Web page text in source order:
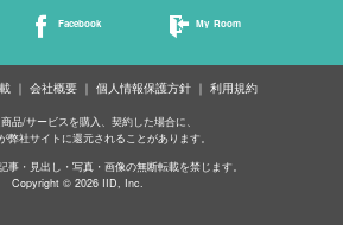
Facebook My Room
会社概要 個人情報保護方針 利用規約
品/サービスを購入、契約した場合に、
弊社サイトに還元されることがあります。
事・見出し・写真・画像の無断転載を禁じます。
Copyright © 2026 IID, Inc.